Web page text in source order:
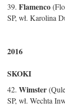
39. Flamenco
SP, wł. Karolina
2016
SKOKI
42. Wimster
SP, wł. Wechta